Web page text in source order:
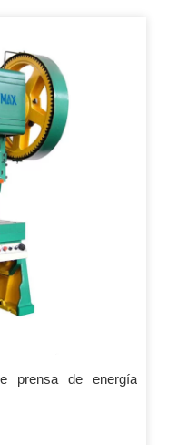
prensa de energía